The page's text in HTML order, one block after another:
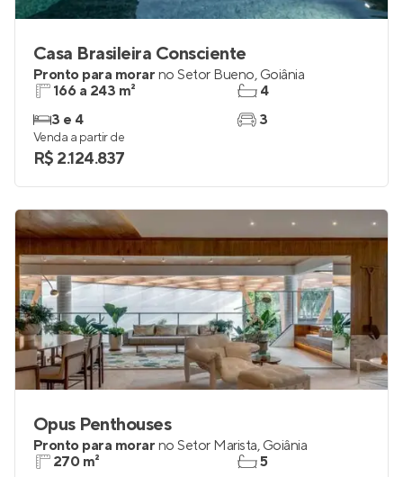
Casa Brasileira Consciente
Pronto para morar no Setor Bueno, Goiânia
166 a 243 m²
3 e 4
4
3
Venda a partir de
R$ 2.124.837
Opus Penthouses
Pronto para morar no Setor Marista, Goiânia
270 m²
5